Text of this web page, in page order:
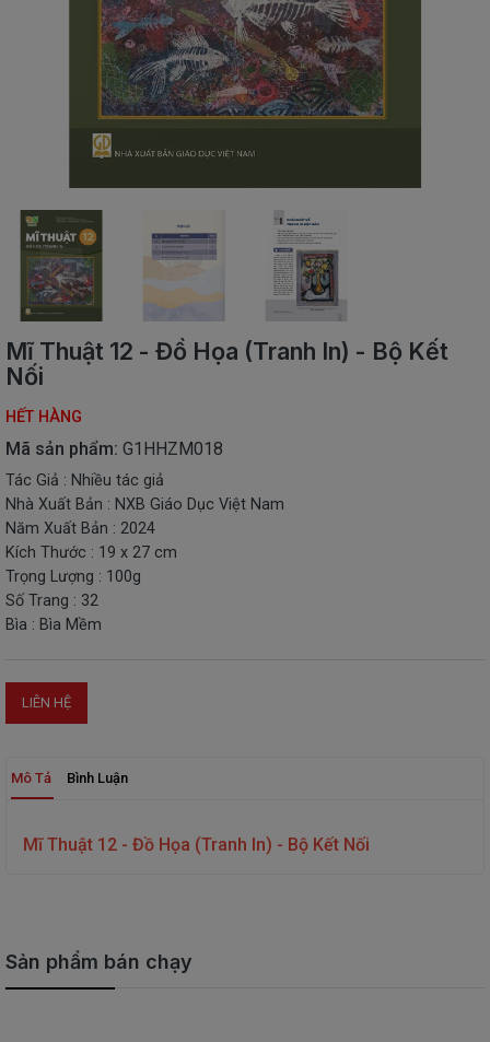
NGOẠI
NGỮ
VPP
-
ĐỒ
DÙNG
SINH
TẶNG
-
CHƠI
THIẾT
BỊ
STEM
Mĩ Thuật 12 - Đồ Họa (Tranh In) - Bộ Kết
Nối
HẾT HÀNG
Mã sản phẩm: G1HHZM018
Tác Giả : Nhiều tác giả
Nhà Xuất Bản : NXB Giáo Dục Việt Nam
Năm Xuất Bản : 2024
Kích Thước : 19 x 27 cm
Trọng Lượng : 100g
Số Trang : 32
Bìa : Bìa Mềm
LIÊN HỆ
Mô Tả Bình Luận
Mĩ Thuật 12 - Đồ Họa (Tranh In) - Bộ Kết Nối
Sản phẩm bán chạy